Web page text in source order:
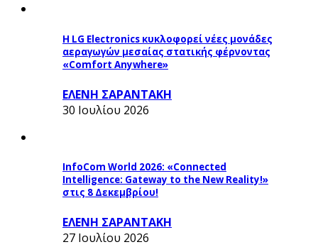
Η LG Electronics κυκλοφορεί νέες μονάδες
αεραγωγών μεσαίας στατικής φέρνοντας
«Comfort Anywhere»
ΕΛΕΝΗ ΣΑΡΑΝΤΑΚΗ
30 Ιουλίου 2026
InfoCom World 2026: «Connected
Intelligence: Gateway to the New Reality!»
στις 8 Δεκεμβρίου!
ΕΛΕΝΗ ΣΑΡΑΝΤΑΚΗ
27 Ιουλίου 2026